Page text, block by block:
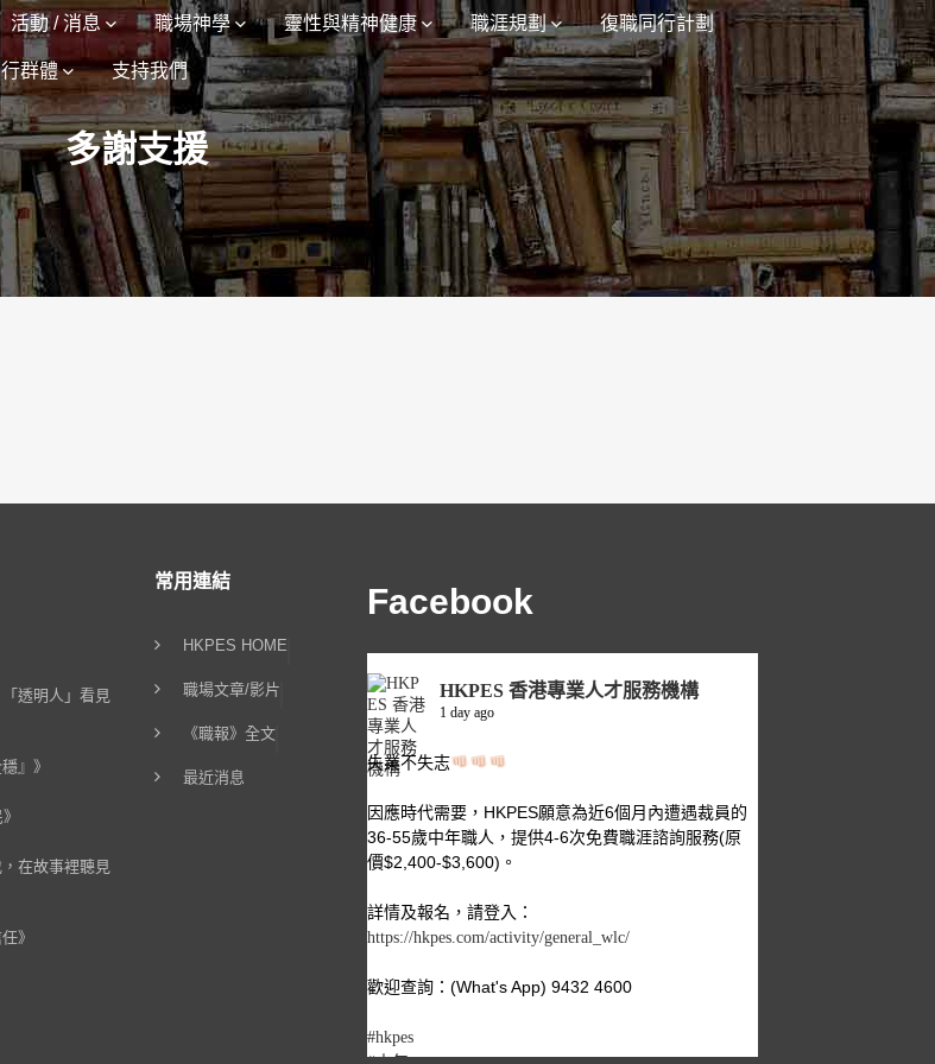
活動 / 消息 職場神學 靈性與精神健康 職涯規劃 復職同行計劃
群體 支持我們
多謝支援
「透明人」看見
』》
，在故事裡聽見
》
常用連結
HKPES HOME
職場文章/影片
《職報》全文
最近消息
Facebook
HKPES 香港專業人才服務機構
1 day ago
失業不失志
因應時代需要，HKPES願意為近6個月內遭遇裁員的
36-55歲中年職人，提供4-6次免費職涯諮詢服務(原
價$2,400-$3,600)。
詳情及報名，請登入：
https://hkpes.com/activity/general_wlc/
歡迎查詢：(What's App) 9432 4600
#hkpes